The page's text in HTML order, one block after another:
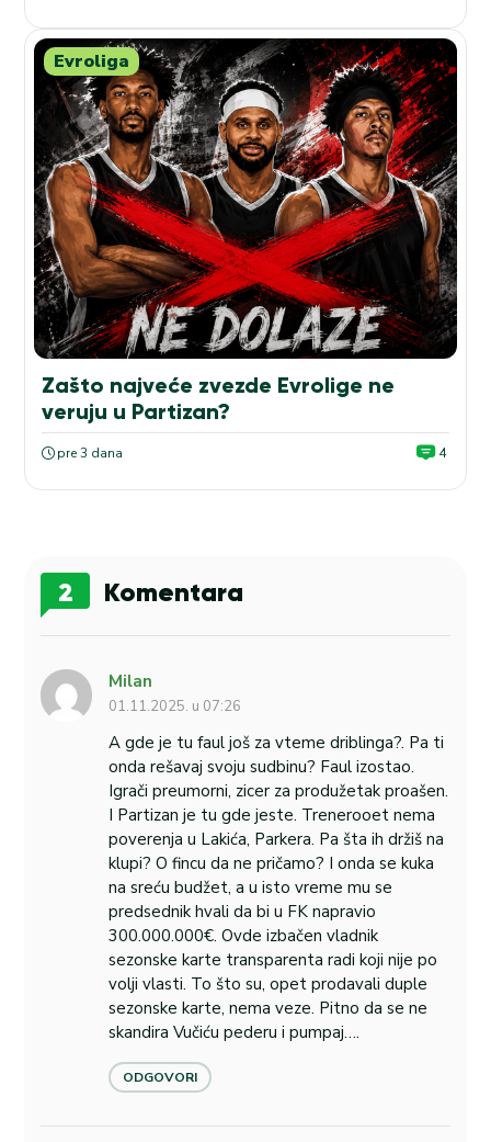
Evroliga
Zašto najveće zvezde Evrolige ne
veruju u Partizan?
pre 3 dana 4
2 Komentara
Milan
01.11.2025. u 07:26
A gde je tu faul još za vteme driblinga?. Pa ti
onda rešavaj svoju sudbinu? Faul izostao.
Igrači preumorni, zicer za produžetak proašen.
I Partizan je tu gde jeste. Trenerooet nema
poverenja u Lakića, Parkera. Pa šta ih držiš na
klupi? O fincu da ne pričamo? I onda se kuka
na sreću budžet, a u isto vreme mu se
predsednik hvali da bi u FK napravio
300.000.000€. Ovde izbačen vladnik
sezonske karte transparenta radi koji nije po
volji vlasti. To što su, opet prodavali duple
sezonske karte, nema veze. Pitno da se ne
skandira Vučiću pederu i pumpaj….
ODGOVORI